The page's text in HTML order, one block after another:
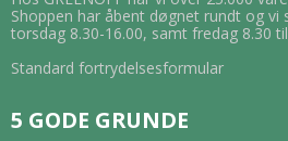
Shoppen har åbent døgnet rundt og vi
torsdag 8.30-16.00, samt fredag 8.30
Standard fortrydelsesformular
5 GODE GRUNDE